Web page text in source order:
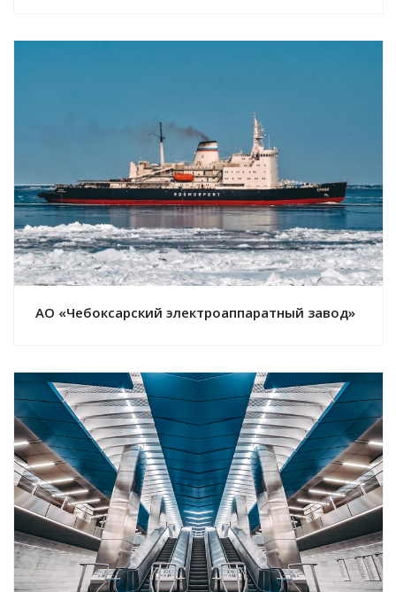
Смотреть проект
АО «Чебоксарский электроаппаратный завод»
Смотреть проект